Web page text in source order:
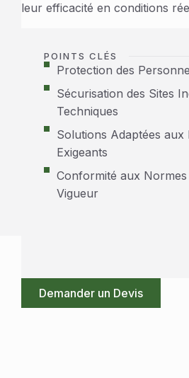
leur efficacité en conditions
POINTS CLÉS
Protection des
Sécurisation des Sites
Techniques
Solutions Adaptées aux
Exigeants
Conformité aux
Vigueur
Demander un Devis